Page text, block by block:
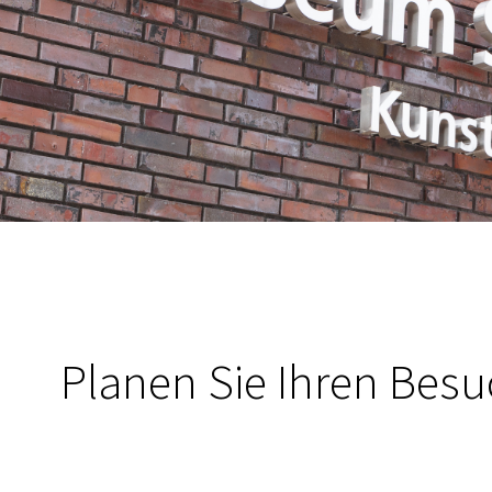
Planen Sie Ihren